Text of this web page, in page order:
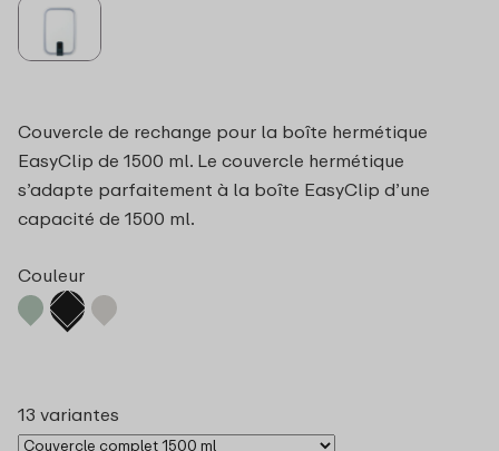
Couvercle de rechange pour la boîte hermétique
EasyClip de 1500 ml. Le couvercle hermétique
s’adapte parfaitement à la boîte EasyClip d’une
capacité de 1500 ml.
Couleur
13 variantes